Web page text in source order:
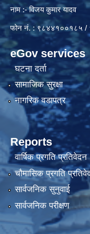
नाम :- विजय कुमार यादव
फोन नं. : ९८४४१००१८५ /
eGov services
घटना दर्ता
सामाजिक सुरक्षा
नागरिक वडापत्र
Reports
वार्षिक प्रगति प्रतिवेदन
चौमासिक प्रगति
सार्वजनिक सुनुवाई
सार्वजनिक परीक्षण